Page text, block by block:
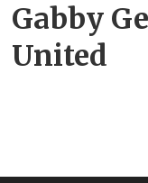
Gabby
United